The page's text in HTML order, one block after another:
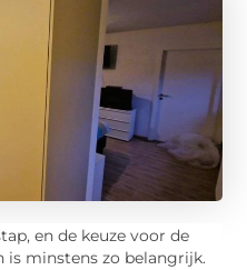
en de keuze voor de
is minstens zo belangrijk.